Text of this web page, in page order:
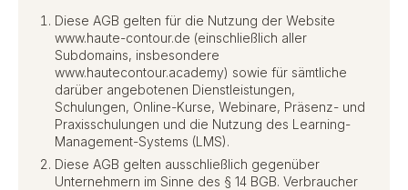
Diese AGB gelten für die Nutzung der Website
www.haute-contour.de (einschließlich aller
Subdomains, insbesondere
www.hautecontour.academy) sowie für sämtliche
darüber angebotenen Dienstleistungen,
Schulungen, Online-Kurse, Webinare, Präsenz- und
Praxisschulungen und die Nutzung des Learning-
Management-Systems (LMS).
Diese AGB gelten ausschließlich gegenüber
Unternehmern im Sinne des § 14 BGB. Verbraucher